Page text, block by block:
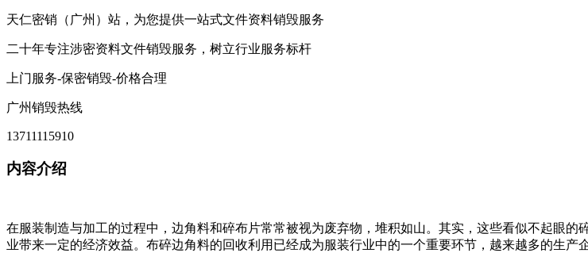
天仁密销（广州）站，为您提供一站式文件资料销毁服务
二十年专注涉密资料文件销毁服务，树立行业服务标杆
上门服务-保密销毁-价格合理
广州销毁热线
13711115910
内容介绍
在服装制造与加工的过程中，边角料和碎布片常常被视为废弃物，堆积如山。其实，这些看似不起眼
业带来一定的经济效益。布碎边角料的回收利用已经成为服装行业中的一个重要环节，越来越多的生产